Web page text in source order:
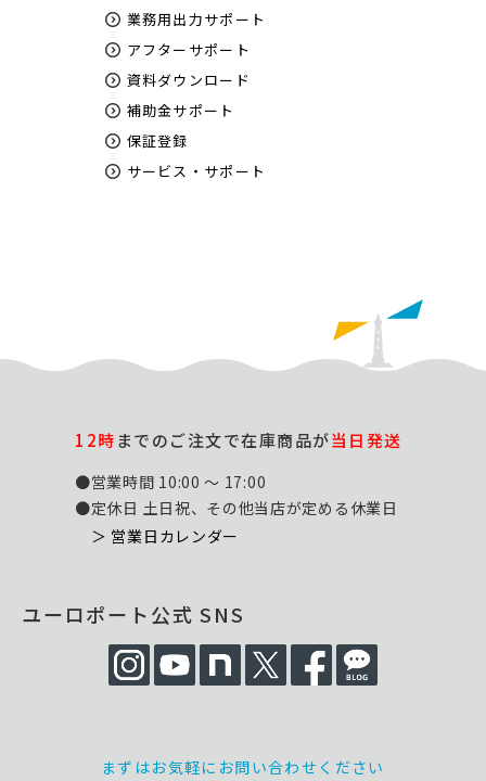
業務用出力サポート
アフターサポート
資料ダウンロード
補助金サポート
保証登録
サービス・サポート
12時までのご注文で在庫商品が当日発送
●営業時間 10:00 ～ 17:00
●定休日 土日祝、その他当店が定める休業日
＞ 営業日カレンダー
ユーロポート公式 SNS
まずはお気軽にお問い合わせください